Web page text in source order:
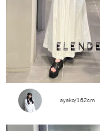
ayako/162cm